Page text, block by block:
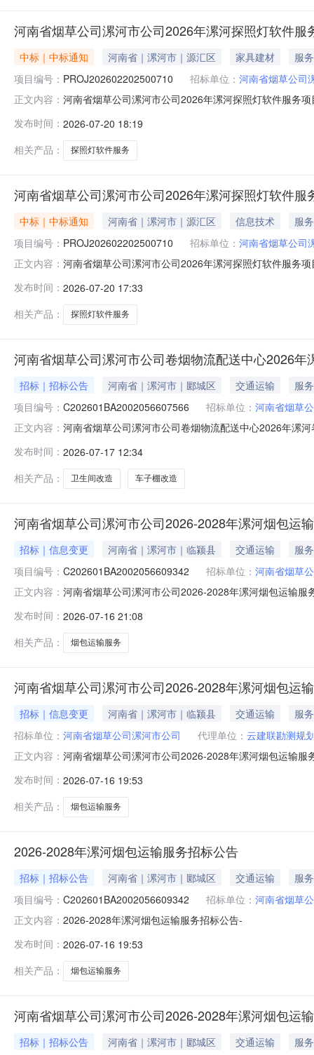
河南省烟草公司漯河市公司2026年漯河探照灯软件
中标｜中标通知 河南省｜漯河市｜源汇区 家具建材
服务
项目编号： PROJ202602202500710 招标单位： 河南省烟草公司
正文内容： 河南省烟草公司漯河市公司2026年漯河探照灯软件服务
评审信息参与河南省烟草公司漯河市公司2026年漯河探
有限公司。
发布时间： 2026-07-20 18:19
相关产品：
探照灯软件服务
河南省烟草公司漯河市公司2026年漯河探照灯软件服
中标｜中标通知 河南省｜漯河市｜源汇区 信息技术
服务
项目编号： PROJ202602202500710 招标单位： 河南省烟草公司
正文内容： 河南省烟草公司漯河市公司2026年漯河探照灯软件服务
单位分别为：河南睿数信息科技有限公司；和美科技（
确定供应商排名：
发布时间： 2026-07-20 17:33
相关产品：
探照灯软件服务
河南省烟草公司漯河市公司卷烟物流配送中心2026
招标｜招标公告 河南省｜漯河市｜郾城区 交通运输
服务
项目编号： C202601BA2002056607566 招标单位： 河南省烟草
正文内容： 河南省烟草公司漯河市公司卷烟物流配送中心2026年漯
案机关批准，项目资金来源为企业自筹，招标人为河南
27.906144万
发布时间： 2026-07-17 12:34
相关产品：
卫生间改造 车子棚改造
河南省烟草公司漯河市公司2026-2028年漯河烟包运
招标｜信息变更 河南省｜漯河市｜临颍县 交通运输
服务
项目编号： C202601BA2002056609342 招标单位： 河南省烟草
正文内容： 河南省烟草公司漯河市公司2026-2028年漯河烟包运输
店、王岗、巨陵、王孟、窝城）至烟叶仓库（漯河市烟
发布时间： 2026-07-16 21:08
相关产品：
烟包运输服务
河南省烟草公司漯河市公司2026-2028年漯河烟包运
招标｜信息变更 河南省｜漯河市｜临颍县 交通运输
服务
招标单位： 河南省烟草公司漯河市公司 代理单位： 云建联勘测规
正文内容： 河南省烟草公司漯河市公司2026-2028年漯河烟包运输
库（漯河市烟叶二库）。二、其他公告内容/三、监督部
南省烟草公司漯河市公
发布时间： 2026-07-16 19:53
相关产品：
烟包运输服务
2026-2028年漯河烟包运输服务招标公告
招标｜招标公告 河南省｜漯河市｜郾城区 交通运输
服务
项目编号： C202601BA2002056609342 招标单位： 河南省烟草
正文内容： 2026-2028年漯河烟包运输服务招标公告-
发布时间： 2026-07-16 19:53
相关产品：
烟包运输服务
河南省烟草公司漯河市公司2026-2028年漯河烟包运
招标｜招标公告 河南省｜漯河市｜郾城区 交通运输
服务